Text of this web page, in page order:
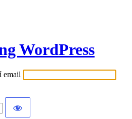
WordPress
email